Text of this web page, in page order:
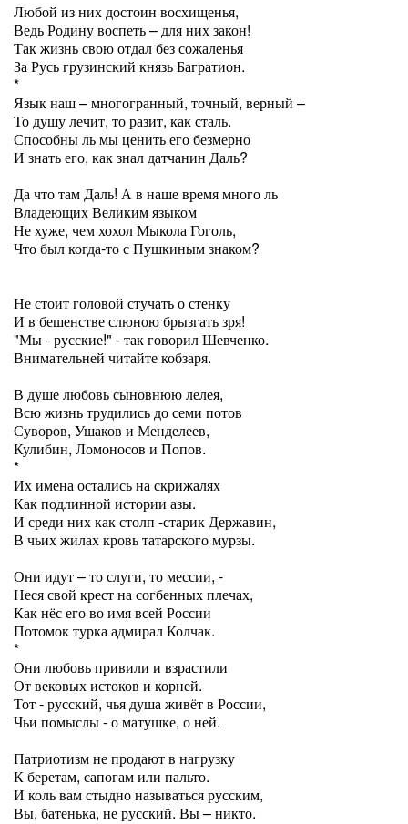
Любой из них достоин восхищенья,
Ведь Родину воспеть – для них закон!
Так жизнь свою отдал без сожаленья
За Русь грузинский князь Багратион.
*
Язык наш – многогранный, точный, верный –
То душу лечит, то разит, как сталь.
Способны ль мы ценить его безмерно
И знать его, как знал датчанин Даль?
Да что там Даль! А в наше время много ль
Владеющих Великим языком
Не хуже, чем хохол Мыкола Гоголь,
Что был когда-то с Пушкиным знаком?
Не стоит головой стучать о стенку
И в бешенстве слюною брызгать зря!
"Мы - русские!" - так говорил Шевченко.
Внимательней читайте кобзаря.
В душе любовь сыновнюю лелея,
Всю жизнь трудились до семи потов
Суворов, Ушаков и Менделеев,
Кулибин, Ломоносов и Попов.
*
Их имена остались на скрижалях
Как подлинной истории азы.
И среди них как столп -старик Державин,
В чьих жилах кровь татарского мурзы.
Они идут – то слуги, то мессии, -
Неся свой крест на согбенных плечах,
Как нёс его во имя всей России
Потомок турка адмирал Колчак.
*
Они любовь привили и взрастили
От вековых истоков и корней.
Тот - русский, чья душа живёт в России,
Чьи помыслы - о матушке, о ней.
Патриотизм не продают в нагрузку
К беретам, сапогам или пальто.
И коль вам стыдно называться русским,
Вы, батенька, не русский. Вы – никто.